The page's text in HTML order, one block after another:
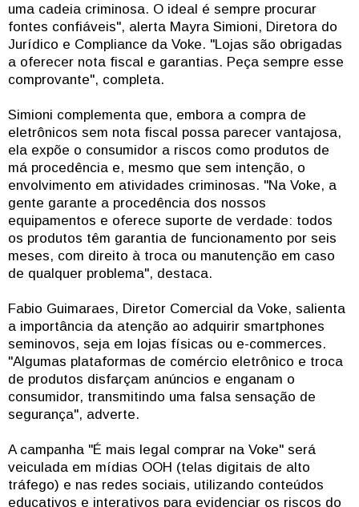
uma cadeia criminosa. O ideal é sempre procurar
fontes confiáveis", alerta Mayra Simioni, Diretora do
Jurídico e Compliance da Voke. "Lojas são obrigadas
a oferecer nota fiscal e garantias. Peça sempre esse
comprovante", completa.
Simioni complementa que, embora a compra de
eletrônicos sem nota fiscal possa parecer vantajosa,
ela expõe o consumidor a riscos como produtos de
má procedência e, mesmo que sem intenção, o
envolvimento em atividades criminosas. "Na Voke, a
gente garante a procedência dos nossos
equipamentos e oferece suporte de verdade: todos
os produtos têm garantia de funcionamento por seis
meses, com direito à troca ou manutenção em caso
de qualquer problema", destaca.
Fabio Guimaraes, Diretor Comercial da Voke, salienta
a importância da atenção ao adquirir smartphones
seminovos, seja em lojas físicas ou e-commerces.
"Algumas plataformas de comércio eletrônico e troca
de produtos disfarçam anúncios e enganam o
consumidor, transmitindo uma falsa sensação de
segurança", adverte.
A campanha "É mais legal comprar na Voke" será
veiculada em mídias OOH (telas digitais de alto
tráfego) e nas redes sociais, utilizando conteúdos
educativos e interativos para evidenciar os riscos do